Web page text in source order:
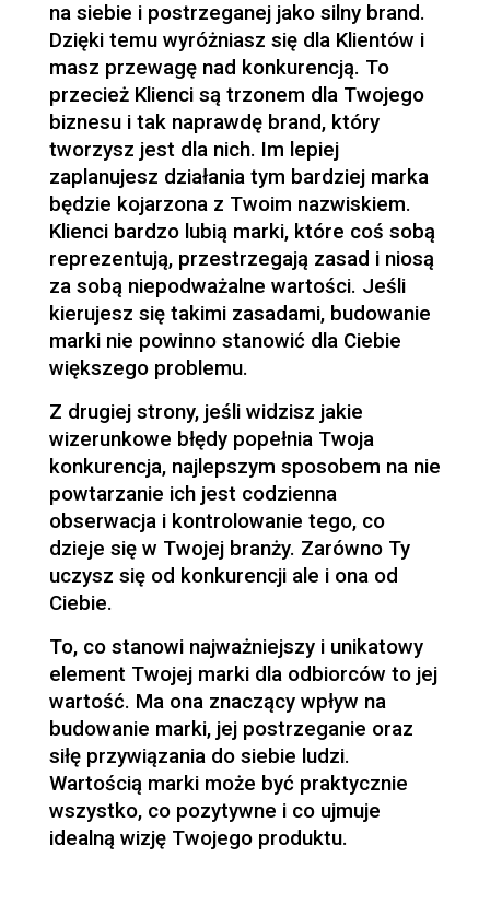
na siebie i postrzeganej jako silny brand.
Dzięki temu wyróżniasz się dla Klientów i
masz przewagę nad konkurencją. To
przecież Klienci są trzonem dla Twojego
biznesu i tak naprawdę brand, który
tworzysz jest dla nich. Im lepiej
zaplanujesz działania tym bardziej marka
będzie kojarzona z Twoim nazwiskiem.
Klienci bardzo lubią marki, które coś sobą
reprezentują, przestrzegają zasad i niosą
za sobą niepodważalne wartości. Jeśli
kierujesz się takimi zasadami, budowanie
marki nie powinno stanowić dla Ciebie
większego problemu.
Z drugiej strony, jeśli widzisz jakie
wizerunkowe błędy popełnia Twoja
konkurencja, najlepszym sposobem na nie
powtarzanie ich jest codzienna
obserwacja i kontrolowanie tego, co
dzieje się w Twojej branży. Zarówno Ty
uczysz się od konkurencji ale i ona od
Ciebie.
To, co stanowi najważniejszy i unikatowy
element Twojej marki dla odbiorców to jej
wartość. Ma ona znaczący wpływ na
budowanie marki, jej postrzeganie oraz
siłę przywiązania do siebie ludzi.
Wartością marki może być praktycznie
wszystko, co pozytywne i co ujmuje
idealną wizję Twojego produktu.